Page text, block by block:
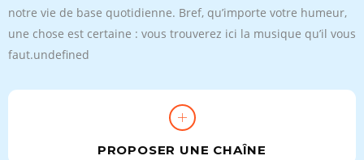
notre vie de base quotidienne. Bref, qu’importe votre humeur,
une chose est certaine : vous trouverez ici la musique qu’il vous
faut.undefined
PROPOSER UNE CHAÎNE